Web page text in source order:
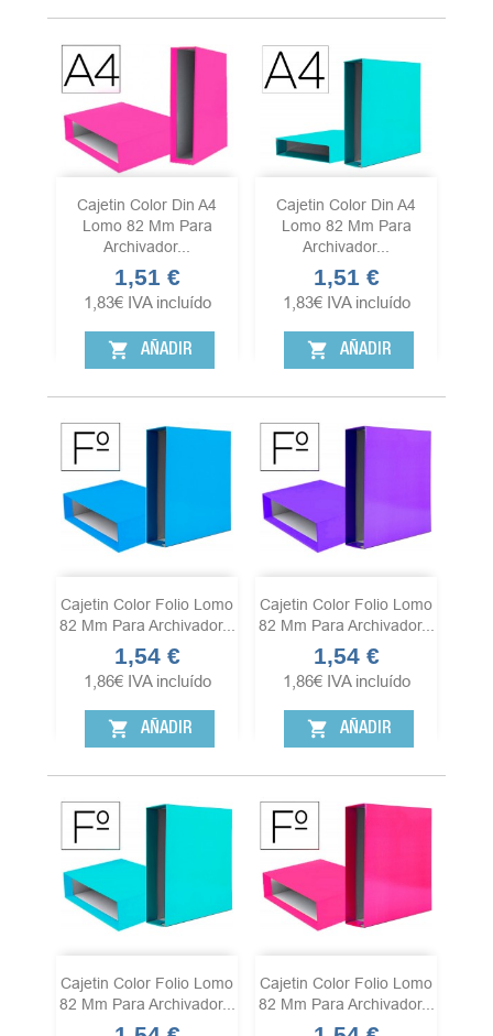
Cajetin Color Din A4
Lomo 82 Mm Para
Archivador...
Precio
1,51 €
1,83€ IVA incluído
shopping_cart AÑADIR
Cajetin Color Din A4
Lomo 82 Mm Para
Archivador...
Precio
1,51 €
1,83€ IVA incluído
shopping_cart AÑADIR
Cajetin Color Folio Lomo
82 Mm Para Archivador...
Precio
1,54 €
1,86€ IVA incluído
shopping_cart AÑADIR
Cajetin Color Folio Lomo
82 Mm Para Archivador...
Precio
1,54 €
1,86€ IVA incluído
shopping_cart AÑADIR
Cajetin Color Folio Lomo
82 Mm Para Archivador...
Cajetin Color Folio Lomo
82 Mm Para Archivador...